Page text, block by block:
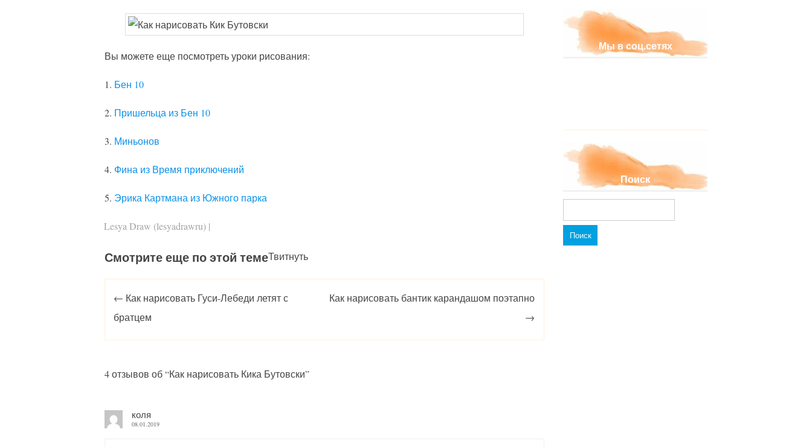
Вы можете еще посмотреть уроки рисования:
1. Бен 10
2. Пришельца из Бен 10
3. Миньонов
4. Фина из Время приключений
5. Эрика Картмана из Южного парка
Lesya Draw (lesyadrawru) |
Смотрите еще по этой темеТвитнуть
Post navigation
← Как нарисовать Гуси-Лебеди летят с
братцем
Как нарисовать бантик карандашом поэтапно
→
4 отзывов об “Как нарисовать Кика Бутовски”
коля
08.01.2019
Мы в соц.сетях
Поиск